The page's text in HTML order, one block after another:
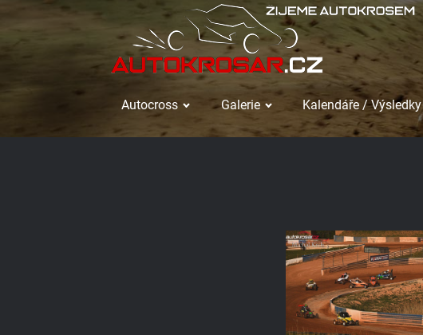
Autocross Galerie Kalendáře / Výsledky